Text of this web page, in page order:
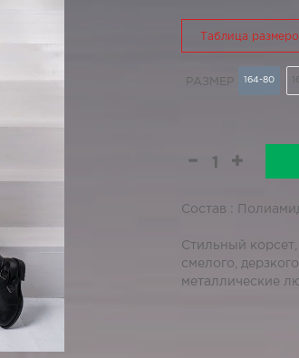
Таблица
РАЗМЕР 164-80
Состав :
Стильный
смелого,
металлические